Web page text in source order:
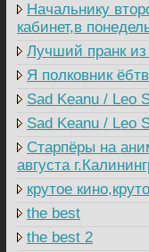
Начальнику
кабинет,в
Лучший пранк из
Я полковник
Sad Keanu / Leo
Sad Keanu / Leo
Старпёры на
августа
крутое
the best
the best 2